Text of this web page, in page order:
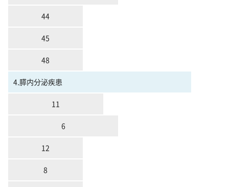
44
45
48
4.膵内分泌疾患
11
6
12
8